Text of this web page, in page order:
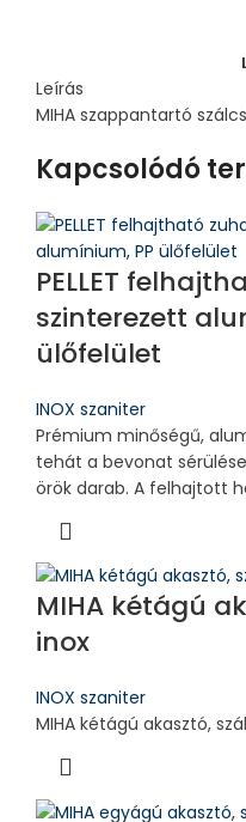
Leírás
MIHA szappantartó
Kapcsolódó
PELLET
szinterezett
ülőfelület
INOX szaniter
Prémium minőségű,
tehát a bevonat
örök darab. A felhajtott
MIHA kétágú
inox
INOX szaniter
MIHA kétágú akasztó,